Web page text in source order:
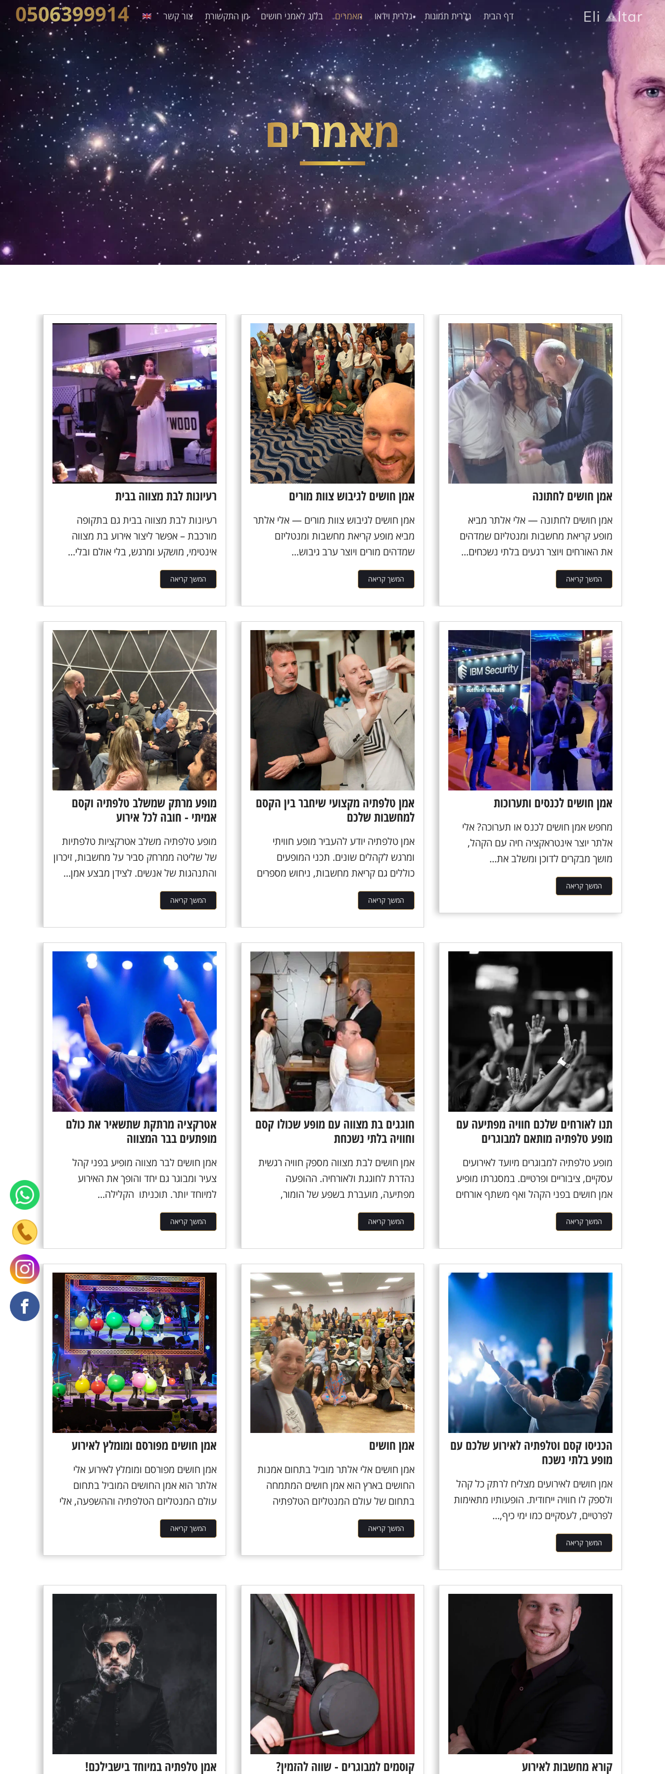
דף הבית גלרית תמונות גלרית וידאו מאמרים בלוג לאמני חושים מן התקשורת צור קשר 0506399914
מאמרים
אמן חושים לחתונה
אמן חושים לחתונה — אלי אלתר מביא
מופע קריאת מחשבות ומנטליזם שמדהים
את האורחים ויוצר רגעים בלתי נשכחים...
המשך קריאה
אמן חושים לגיבוש צוות מורים
אמן חושים לגיבוש צוות מורים — אלי אלתר
מביא מופע קריאת מחשבות ומנטליזם
שמדהים מורים ויוצר ערב גיבוש...
המשך קריאה
רעיונות לבת מצווה בבית
רעיונות לבת מצווה בבית גם בתקופה
מורכבת – אפשר ליצור אירוע בת מצווה
אינטימי, מושקע ומרגש, בלי אולם ובלי...
המשך קריאה
אמן חושים לכנסים ותערוכות
מחפש אמן חושים לכנס או תערוכה? אלי
אלתר יוצר אינטראקציה חיה עם הקהל,
מושך מבקרים לדוכן ומשלב את...
המשך קריאה
אמן טלפתיה מקצועי שיחבר בין הקסם
למחשבות שלכם
אמן טלפתיה יודע להעביר מופע חוויתי
ומרגש לקהלים שונים. תכני המופעים
כוללים גם קריאת מחשבות, ניחוש מספרים
ועוד....
המשך קריאה
מופע מרתק שמשלב טלפתיה וקסם
אמיתי - חובה לכל אירוע
מופע טלפתיה משלב אטרקציות טלפתיות
של שליטה ממרחק סביר על מחשבות, זיכרון
והתנהגות של אנשים. לצידן מבצע אמן...
המשך קריאה
תנו לאורחים שלכם חוויה מפתיעה עם
מופע טלפתיה מותאם למבוגרים
מופע טלפתיה למבוגרים מיועד לאירועים
עסקיים, ציבוריים ופרטיים. במסגרתו מופיע
אמן חושים בפני הקהל ואף משתף אורחים
העולים...
המשך קריאה
חוגגים בת מצווה עם מופע שכולו קסם
וחוויה בלתי נשכחת
אמן חושים לבת מצווה מספק חוויה רגשית
נהדרת לחוגגת ולאורחיה. ההופעה
מפתיעה, מועברת בשפע של הומור,
מרתקת וחווייתית...
המשך קריאה
אטרקציה מרתקת שתשאיר את כולם
מופתעים בבר המצווה
אמן חושים לבר מצווה מופיע בפני קהל
צעיר ומבוגר גם יחד והופך את האירוע
למיוחד יותר. תוכניתו הקלילה...
המשך קריאה
הכניסו קסם וטלפתיה לאירוע שלכם עם
מופע בלתי נשכח
אמן חושים לאירועים מצליח לרתק כל קהל
ולספק לו חוויה ייחודית. הופעותיו מתאימות
לפרטיים, לעסקיים כמו ימי כיף,...
המשך קריאה
אמן חושים
אמן חושים אלי אלתר מוביל בתחום אמנות
החושים בארץ הוא אמן חושים המתמחה
בתחום של עולם המנטליזם הטלפתיה
וההשפעה, אלי...
המשך קריאה
אמן חושים מפורסם ומומלץ לאירוע
אמן חושים מפורסם ומומלץ לאירוע אלי
אלתר הוא אמן החושים המוביל בתחום
עולם המנטליזם הטלפתיה וההשפעה, אלי
אלתר מדהים את...
המשך קריאה
קורא מחשבות לאירוע קוסמים למבוגרים - שווה להזמין? אמן טלפתיה במיוחד בישבילכם!